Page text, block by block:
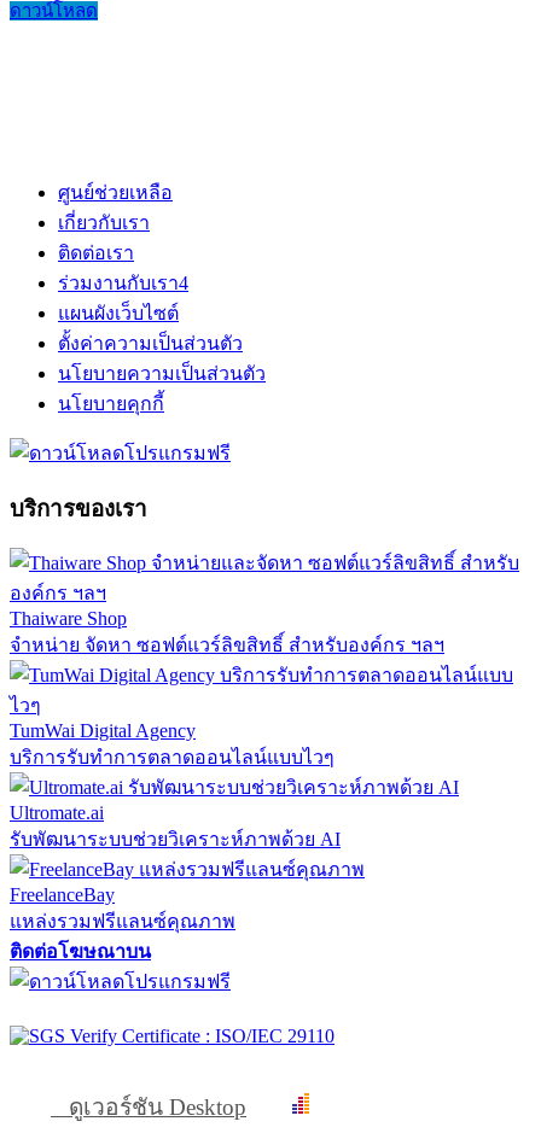
ดาวน์โหลด
ศูนย์ช่วยเหลือ
เกี่ยวกับเรา
ติดต่อเรา
ร่วมงานกับเรา4
แผนผังเว็บไซต์
ตั้งค่าความเป็นส่วนตัว
นโยบายความเป็นส่วนตัว
นโยบายคุกกี้
บริการของเรา
Thaiware Shop
จำหน่าย จัดหา ซอฟต์แวร์ลิขสิทธิ์ สำหรับองค์กร ฯลฯ
TumWai Digital Agency
บริการรับทำการตลาดออนไลน์แบบไวๆ
Ultromate.ai
รับพัฒนาระบบช่วยวิเคราะห์ภาพด้วย AI
FreelanceBay
แหล่งรวมฟรีแลนซ์คุณภาพ
ติดต่อโฆษณาบน
ดูเวอร์ชัน Desktop